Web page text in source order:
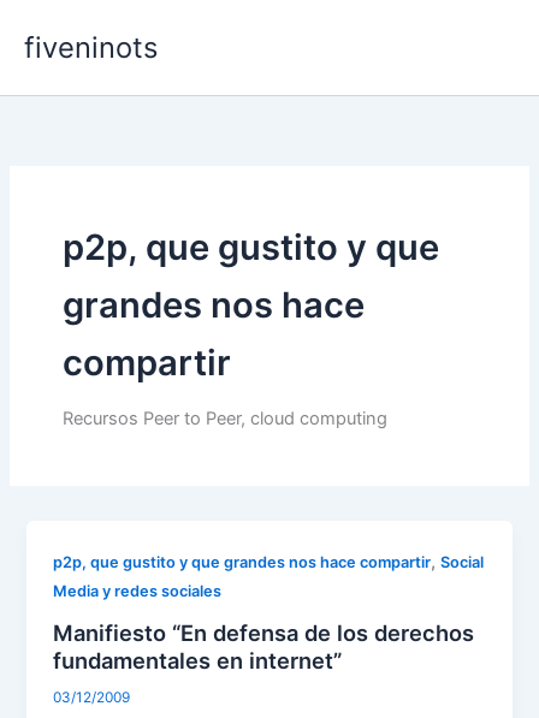
fiveninots
p2p, que gustito y que
grandes nos hace
compartir
Recursos Peer to Peer, cloud computing
p2p, que gustito y que grandes nos hace compartir,Social
Media y redes sociales
Manifiesto “En defensa de los derechos
fundamentales en internet”
03/12/2009